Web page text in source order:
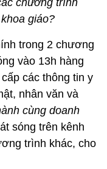
chương trình
giáo?
trong 2 chương
vào 13h hàng
các thông tin y
nhân văn và
cùng doanh
sóng trên kênh
trình khác, cho